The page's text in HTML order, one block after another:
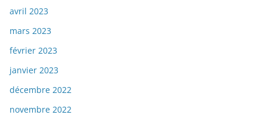
avril 2023
mars 2023
février 2023
janvier 2023
décembre 2022
novembre 2022